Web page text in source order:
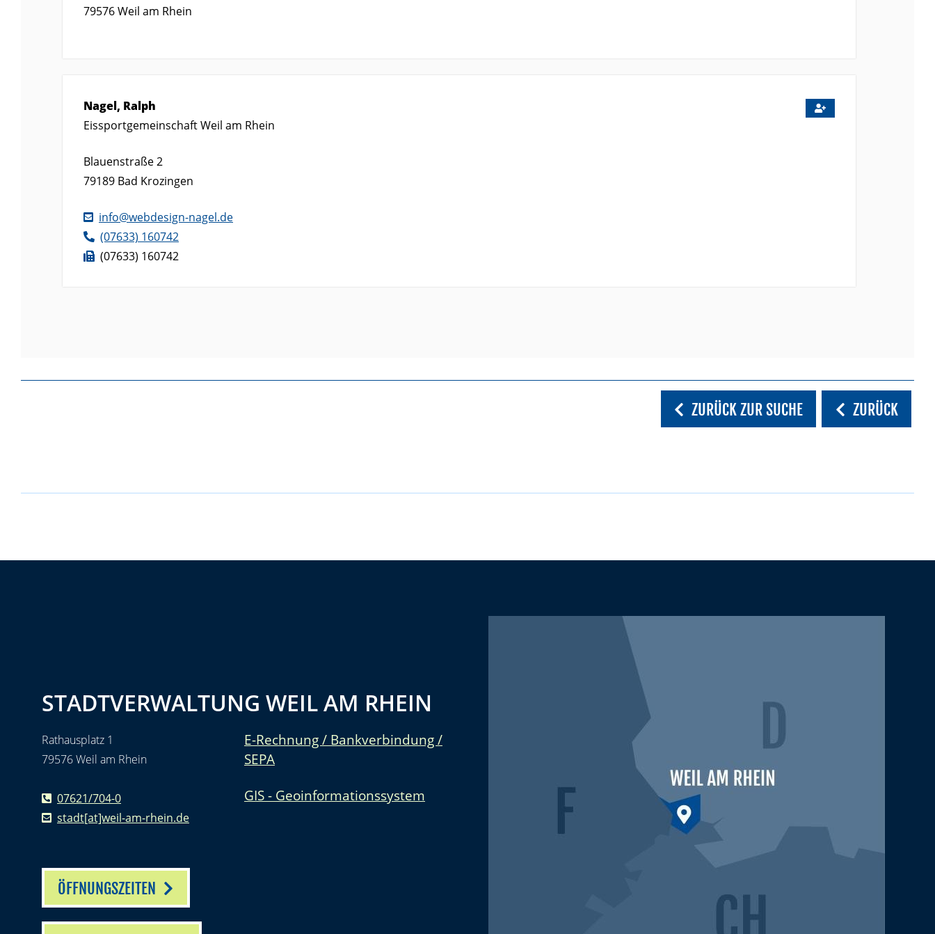
79576Weil am Rhein
Nagel, Ralph
Eissportgemeinschaft Weil am Rhein
Blauenstraße 2
79189 Bad Krozingen
info@webdesign-nagel.de
(07633) 160742
(07633) 160742
ZURÜCK ZUR SUCHE ZURÜCK
STADTVERWALTUNG WEIL AM RHEIN
Rathausplatz 1
79576 Weil am Rhein
07621/704-0
stadt[at]weil-am-rhein.de
ÖFFNUNGSZEITEN
E-Rechnung / Bankverbindung /
SEPA
GIS - Geoinformationssystem